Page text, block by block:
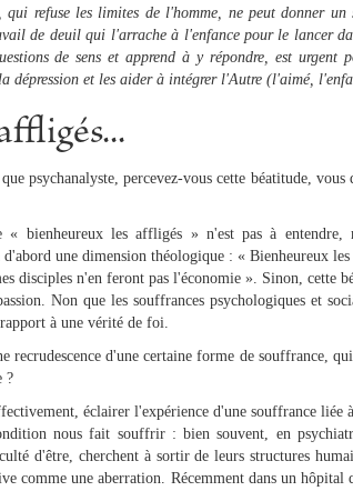
refuse les limites de l'homme, ne peut donner un
de deuil qui l'arrache à l'enfance pour le lancer
de sens et apprend à y répondre, est urgent
dépression et les aider à intégrer l'Autre (l'aimé,
psychanalyste, percevez-vous cette béatitude,
« bienheureux les affligés » n'est pas à entendre,
une dimension théologique : « Bienheureux
disciples n'en feront pas l'économie ». Sinon, cette
Non que les souffrances psychologiques et
à une vérité de foi.
d'une certaine forme de souffrance,
?
éclairer l'expérience d'une souffrance liée
nous fait souffrir : bien souvent, en
d'être, cherchent à sortir de leurs structures
comme une aberration. Récemment dans un hôpital